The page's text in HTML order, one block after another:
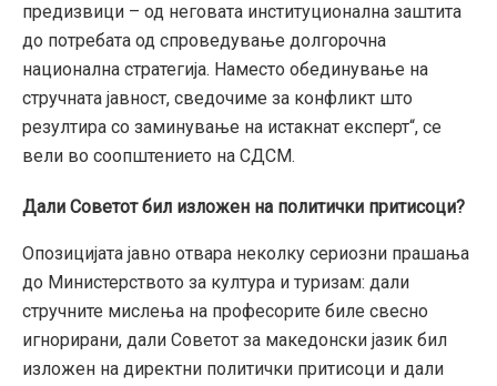
предизвици – од неговата институционална заштита
до потребата од спроведување долгорочна
национална стратегија. Наместо обединување на
стручната јавност, сведочиме за конфликт што
резултира со заминување на истакнат експерт“, се
вели во соопштението на СДСМ.
Дали Советот бил изложен на политички притисоци?
Опозицијата јавно отвара неколку сериозни прашања
до Министерството за култура и туризам: дали
стручните мислења на професорите биле свесно
игнорирани, дали Советот за македонски јазик бил
изложен на директни политички притисоци и дали